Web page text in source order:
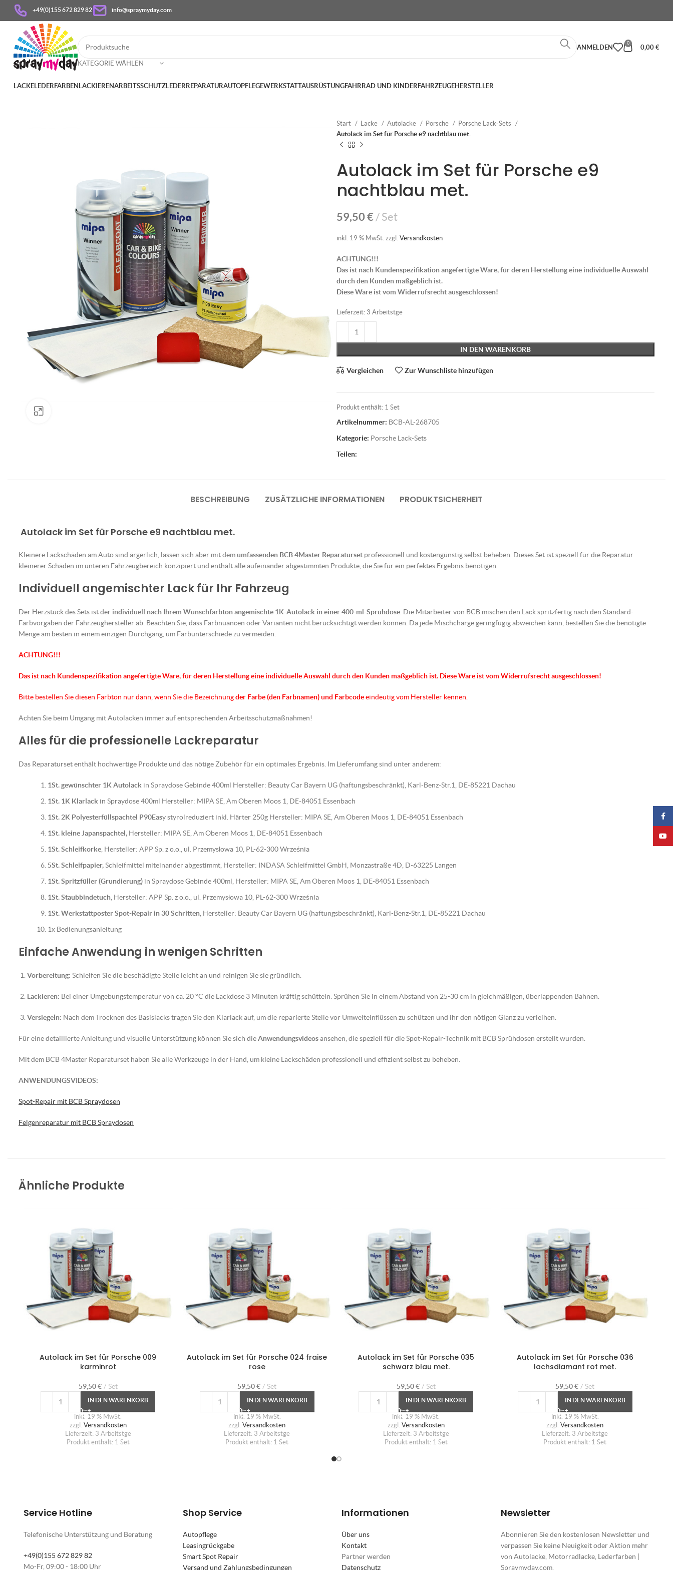
+49(0)155 672 829 82 info@spraymyday.com
KATEGORIE WÄHLEN
ANMELDEN
0
0,00 €
LACKELEDERFARBENLACKIERENARBEITSSCHUTZLEDERREPARATURAUTOPFLEGEWERKSTATTAUSRÜSTUNGFAHRRAD UND KINDERFAHRZEUGEHERSTELLER
Start Lacke Autolacke Porsche
Porsche Lack-Sets
Autolack im Set für Porsche e9 nachtblau met.
Autolack im Set für Porsche e9
nachtblau met.
59,50€ Set
inkl. 19 % MwSt. zzgl. Versandkosten
ACHTUNG!!!
Das ist nach Kundenspezifikation angefertigte Ware, für deren Herstellung eine individuelle Auswahl
durch den Kunden maßgeblich ist.
Diese Ware ist vom Widerrufsrecht ausgeschlossen!
Lieferzeit: 3 Arbeitstge
IN DEN WARENKORB
Vergleichen Zur Wunschliste hinzufügen
Produkt enthält: 1 Set
Artikelnummer: BCB-AL-268705
Kategorie: Porsche Lack-Sets
Teilen:
BESCHREIBUNG ZUSÄTZLICHE INFORMATIONEN PRODUKTSICHERHEIT
Autolack im Set für Porsche e9 nachtblau met.
Kleinere Lackschäden am Auto sind ärgerlich, lassen sich aber mit demumfassenden BCB 4Master Reparaturset professionell und kostengünstig selbst beheben. Dieses Set ist speziell für die Reparatur
kleinerer Schäden im unteren Fahrzeugbereich konzipiert und enthält alle aufeinander abgestimmten Produkte, die Sie für ein perfektes Ergebnis benötigen.
Individuell angemischter Lack für Ihr Fahrzeug
Der Herzstück des Sets ist der individuell nach Ihrem Wunschfarbton angemischte 1K-Autolack in einer 400-ml-Sprühdose . Die Mitarbeiter von BCB mischen den Lack spritzfertig nach den Standard-
Farbvorgaben der Fahrzeughersteller ab. Beachten Sie, dass Farbnuancen oder Varianten nicht berücksichtigt werden können. Da jede Mischcharge geringfügig abweichen kann, bestellen Sie die benötigte
Menge am besten in einem einzigen Durchgang, um Farbunterschiede zu vermeiden.
ACHTUNG!!!
Das ist nach Kundenspezifikation angefertigte Ware, für deren Herstellung eine individuelle Auswahl durch den Kunden maßgeblich ist. Diese Ware ist vom Widerrufsrecht ausgeschlossen!
Bitte bestellen Sie diesen Farbton nur dann, wenn Sie die Bezeichnungder Farbe (den Farbnamen) und Farbcodeeindeutig vom Hersteller kennen.
Achten Sie beim Umgang mit Autolacken immer auf entsprechenden Arbeitsschutzmaßnahmen!
Alles für die professionelle Lackreparatur
Das Reparaturset enthält hochwertige Produkte und das nötige Zubehör für ein optimales Ergebnis. Im Lieferumfang sind unter anderem:
1St. gewünschter 1K Autolack in Spraydose Gebinde 400ml Hersteller: Beauty Car Bayern UG (haftungsbeschränkt), Karl-Benz-Str.1, DE-85221 Dachau
1St. 1K Klarlack in Spraydose 400ml Hersteller: MIPA SE, Am Oberen Moos 1, DE-84051 Essenbach
1St. 2K Polyesterfüllspachtel P90Easy styrolreduziert inkl. Härter 250g Hersteller: MIPA SE, Am Oberen Moos 1, DE-84051 Essenbach
1St. kleine Japanspachtel, Hersteller: MIPA SE, Am Oberen Moos 1, DE-84051 Essenbach
1St. Schleifkorke , Hersteller: APP Sp. z o.o., ul. Przemysłowa 10, PL-62-300 Września
5St. Schleifpapier,Schleifmittel miteinander abgestimmt, Hersteller: INDASA Schleifmittel GmbH, Monzastraße 4D, D-63225 Langen
1St. Spritzfüller (Grundierung) in Spraydose Gebinde 400ml, Hersteller: MIPA SE, Am Oberen Moos 1, DE-84051 Essenbach
1St. Staubbindetuch , Hersteller: APP Sp. z o.o., ul. Przemysłowa 10, PL-62-300 Września
1St. Werkstattposter Spot-Repair in 30 Schritten , Hersteller: Beauty Car Bayern UG (haftungsbeschränkt), Karl-Benz-Str.1, DE-85221 Dachau
1x Bedienungsanleitung
Einfache Anwendung in wenigen Schritten
Vorbereitung: Schleifen Sie die beschädigte Stelle leicht an und reinigen Sie sie gründlich.
Lackieren: Bei einer Umgebungstemperatur von ca. 20 °C die Lackdose 3 Minuten kräftig schütteln. Sprühen Sie in einem Abstand von 25-30 cm in gleichmäßigen, überlappenden Bahnen.
Versiegeln: Nach dem Trocknen des Basislacks tragen Sie den Klarlack auf, um die reparierte Stelle vor Umwelteinflüssen zu schützen und ihr den nötigen Glanz zu verleihen.
Für eine detaillierte Anleitung und visuelle Unterstützung können Sie sich dieAnwendungsvideosansehen, die speziell für die Spot-Repair-Technik mit BCB Sprühdosen erstellt wurden.
Mit dem BCB 4Master Reparaturset haben Sie alle Werkzeuge in der Hand, um kleine Lackschäden professionell und effizient selbst zu beheben.
ANWENDUNGSVIDEOS:
Spot-Repair mit BCB Spraydosen
Felgenreparatur mit BCB Spraydosen
Ähnliche Produkte
Autolack im Set für Porsche 009
karminrot
59,50€ Set
IN DEN WARENKORB
inkl. 19 % MwSt.
zzgl. Versandkosten
Lieferzeit: 3 Arbeitstge
Produkt enthält: 1 Set
Autolack im Set für Porsche 024 fraise
rose
59,50€ Set
IN DEN WARENKORB
inkl. 19 % MwSt.
zzgl.Versandkosten
Lieferzeit: 3 Arbeitstge
Produkt enthält: 1Set
Autolack im Set für Porsche 035
schwarz blau met.
59,50€ Set
IN DEN WARENKORB
inkl. 19 % MwSt.
zzgl. Versandkosten
Lieferzeit: 3 Arbeitstge
Produkt enthält: 1 Set
Autolack im Set für Porsche 036
lachsdiamant rot met.
59,50€ Set
IN DEN WARENKORB
inkl. 19 % MwSt.
zzgl.Versandkosten
Lieferzeit: 3 Arbeitstge
Produkt enthält: 1Set
Service Hotline
Telefonische Unterstützung und Beratung
+49(0)155 672 829 82
Mo-Fr, 09:00 - 18:00 Uhr
Shop Service
Autopflege
Leasingrückgabe
Smart Spot Repair
Versand und Zahlungsbedingungen
Informationen
Über uns
Kontakt
Partner werden
Datenschutz
Newsletter
Abonnieren Sie den kostenlosen Newsletter und
verpassen Sie keine Neuigkeit oder Aktion mehr
von Autolacke, Motorradlacke, Lederfarben |
Spraymyday.com.